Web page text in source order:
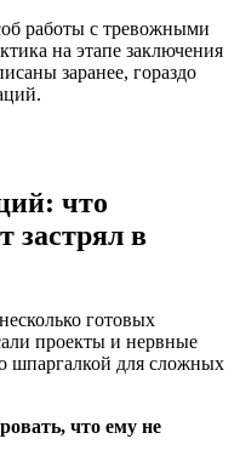
работы с тревожными
на этапе заключения
заранее, гораздо
что
застрял в
готовых
проекты и нервные
шпаргалкой для сложных
что ему не